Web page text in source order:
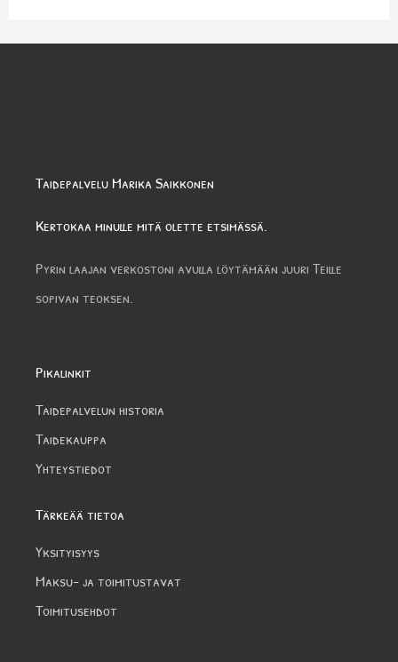
Taidepalvelu Marika Saikkonen
Kertokaa minulle mitä olette etsimässä.
Pyrin laajan verkostoni avulla löytämään juuri Teille
sopivan teoksen.
Pikalinkit
Taidepalvelun historia
Taidekauppa
Yhteystiedot
Tärkeää tietoa
Yksityisyys
Maksu- ja toimitustavat
Toimitusehdot